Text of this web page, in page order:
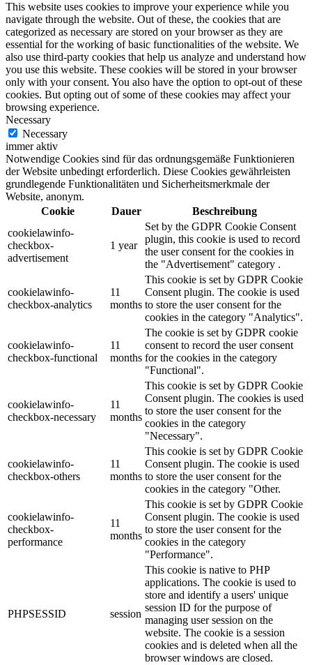
This website uses cookies to improve your experience while you
navigate through the website. Out of these, the cookies that are
categorized as necessary are stored on your browser as they are
essential for the working of basic functionalities of the website. We
also use third-party cookies that help us analyze and understand how
you use this website. These cookies will be stored in your browser
only with your consent. You also have the option to opt-out of these
cookies. But opting out of some of these cookies may affect your
browsing experience.
Necessary
Necessary
immer aktiv
Notwendige Cookies sind für das ordnungsgemäße Funktionieren
der Website unbedingt erforderlich. Diese Cookies gewährleisten
grundlegende Funktionalitäten und Sicherheitsmerkmale der
Website, anonym.
Cookie
Dauer
Beschreibung
cookielawinfo-
checkbox-
advertisement
1 year
Set by the GDPR Cookie Consent
plugin, this cookie is used to record
the user consent for the cookies in
the "Advertisement" category .
cookielawinfo-
checkbox-analytics
11
months
This cookie is set by GDPR Cookie
Consent plugin. The cookie is used
to store the user consent for the
cookies in the category "Analytics".
cookielawinfo-
checkbox-functional
11
months
The cookie is set by GDPR cookie
consent to record the user consent
for the cookies in the category
"Functional".
cookielawinfo-
checkbox-necessary
11
months
This cookie is set by GDPR Cookie
Consent plugin. The cookies is used
to store the user consent for the
cookies in the category
"Necessary".
cookielawinfo-
checkbox-others
11
months
This cookie is set by GDPR Cookie
Consent plugin. The cookie is used
to store the user consent for the
cookies in the category "Other.
cookielawinfo-
checkbox-
performance
11
months
This cookie is set by GDPR Cookie
Consent plugin. The cookie is used
to store the user consent for the
cookies in the category
"Performance".
PHPSESSID session
This cookie is native to PHP
applications. The cookie is used to
store and identify a users' unique
session ID for the purpose of
managing user session on the
website. The cookie is a session
cookies and is deleted when all the
browser windows are closed.